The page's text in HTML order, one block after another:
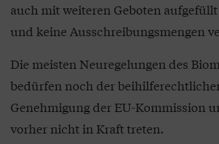
auch mit weiteren Geboten
und keine Ausschreibungsmengen
Die meisten Neuregelungen des
bedürfen noch der
Genehmigung der EU-Kommission
vorher nicht in Kraft treten.